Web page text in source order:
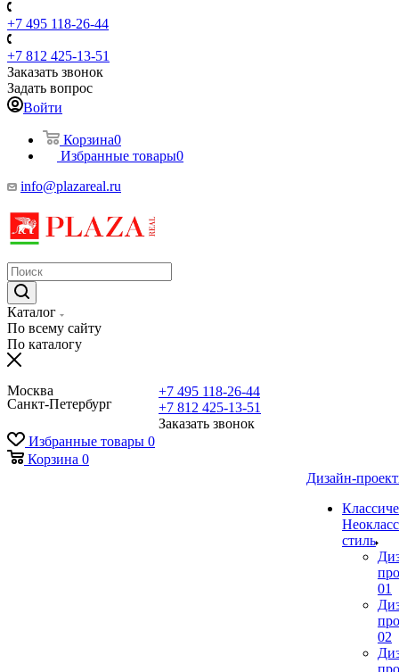
+7 495 118-26-44
+7 812 425-13-51
Заказать звонок
Задать вопрос
Войти
Корзина0
Избранные товары0
info@plazareal.ru
Каталог
По всему сайту
По каталогу
Москва
Санкт-Петербург
+7 495 118-26-44
+7 812 425-13-51
Заказать звонок
Избранные товары 0
Корзина 0
Дизайн-
стиль
01
02